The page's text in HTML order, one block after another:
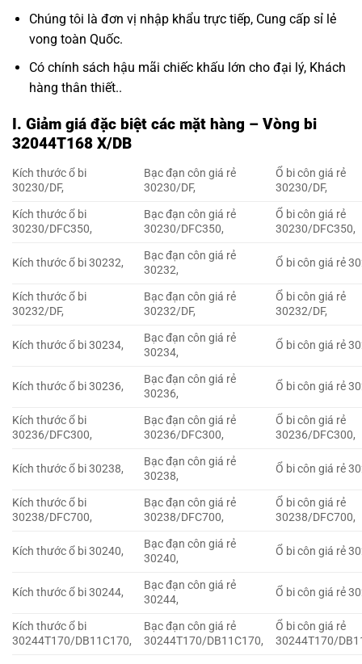
Chúng tôi là đơn vị nhập khẩu trực tiếp, Cung cấp sỉ lẻ
vong toàn Quốc.
Có chính sách hậu mãi chiếc khấu lớn cho đại lý, Khách
hàng thân thiết..
I. Giảm giá đặc biệt các mặt hàng – Vòng bi
32044T168 X/DB
Kích thước ổ bi
30230/DF,
Bạc đạn côn giá rẻ
30230/DF,
Ổ bi côn giá rẻ
30230/DF,
Kích thước ổ bi
30230/DFC350,
Bạc đạn côn giá rẻ
30230/DFC350,
Ổ bi côn giá rẻ
30230/DFC350,
Kích thước ổ bi 30232,
Bạc đạn côn giá rẻ
30232,
Ổ bi côn giá rẻ
Kích thước ổ bi
30232/DF,
Bạc đạn côn giá rẻ
30232/DF,
Ổ bi côn giá rẻ
30232/DF,
Kích thước ổ bi 30234,
Bạc đạn côn giá rẻ
30234,
Ổ bi côn giá rẻ
Kích thước ổ bi 30236,
Bạc đạn côn giá rẻ
30236,
Ổ bi côn giá rẻ
Kích thước ổ bi
30236/DFC300,
Bạc đạn côn giá rẻ
30236/DFC300,
Ổ bi côn giá rẻ
30236/DFC300,
Kích thước ổ bi 30238,
Bạc đạn côn giá rẻ
30238,
Ổ bi côn giá rẻ
Kích thước ổ bi
30238/DFC700,
Bạc đạn côn giá rẻ
30238/DFC700,
Ổ bi côn giá rẻ
30238/DFC700,
Kích thước ổ bi 30240,
Bạc đạn côn giá rẻ
30240,
Ổ bi côn giá rẻ
Kích thước ổ bi 30244,
Bạc đạn côn giá rẻ
30244,
Ổ bi côn giá rẻ
Kích thước ổ bi
30244T170/DB11C170,
Bạc đạn côn giá rẻ
30244T170/DB11C170,
Ổ bi côn giá rẻ
30244T170/